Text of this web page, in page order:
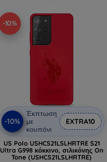
-10%
-10%
Έκπτωση
με
κουπόνι
EXTRA10
US Polo USHCS21LSLHRTRE S21
Ultra G998 κόκκινο, σιλικόνης On
Tone (USHCS21LSLHRTRE)